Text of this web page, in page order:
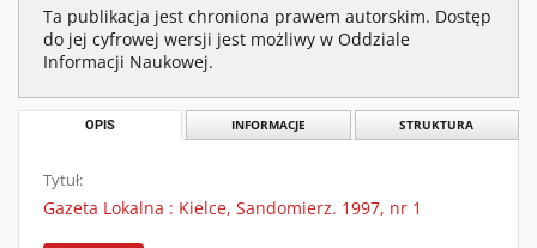
Ta publikacja jest chroniona prawem autorskim. Dostęp
do jej cyfrowej wersji jest możliwy w Oddziale
Informacji Naukowej.
OPIS INFORMACJE STRUKTURA
Tytuł:
Gazeta Lokalna : Kielce, Sandomierz. 1997, nr 1